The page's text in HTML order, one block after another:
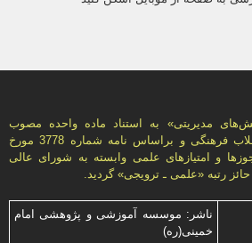
مديريتی» به استناد ماده واحده مصوب
21/3/1387 شورای عالی انقلاب فرهنگی و براساس نامه شماره 3778 مورخ
مجوزها و امتيازهای علمی وابسته به شورای عالی
ناشر: موسسه آموزشی و پژوهشی امام
خمینی(ره)